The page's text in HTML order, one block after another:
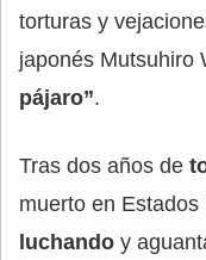
torturas y
japonés Mutsuhiro
pájaro”.
Tras dos años de
muerto en
luchando y